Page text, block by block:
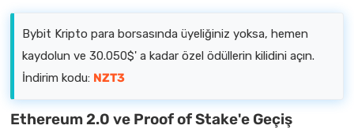
Bybit Kripto para borsasında üyeliğiniz yoksa, hemen
kaydolun ve 30.050$' a kadar özel ödüllerin kilidini açın.
İndirim kodu: NZT3
Ethereum 2.0 ve Proof of Stake'e Geçiş